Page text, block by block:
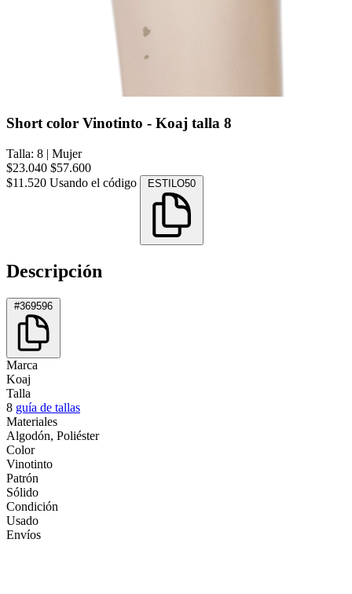
Short color Vinotinto - Koaj talla 8
Talla: 8 | Mujer
$23.040 $57.600
$11.520 Usando el código ESTILO50
Descripción
#369596
Marca
Koaj
Talla
8 guía de tallas
Materiales
Algodón, Poliéster
Color
Vinotinto
Patrón
Sólido
Condición
Usado
Envíos